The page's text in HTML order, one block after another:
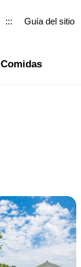
::: Guía del sitio
Comidas